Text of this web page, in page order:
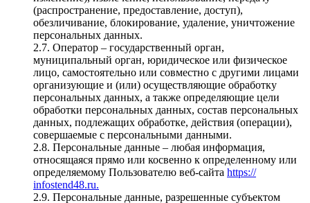
(распространение, предоставление, доступ),
обезличивание, блокирование, удаление, уничтожение
персональных данных.
2.7. Оператор – государственный орган,
муниципальный орган, юридическое или физическое
лицо, самостоятельно или совместно с другими лицами
организующие и (или) осуществляющие обработку
персональных данных, а также определяющие цели
обработки персональных данных, состав персональных
данных, подлежащих обработке, действия (операции),
совершаемые с персональными данными.
2.8. Персональные данные – любая информация,
относящаяся прямо или косвенно к определенному или
определяемому Пользователю веб-сайта https://
infostend48.ru.
2.9. Персональные данные, разрешенные субъектом